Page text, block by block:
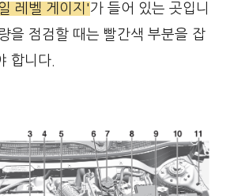
레벨 게이지'가 들어 있는 곳입니
을 점검할 때는 빨간색 부분을 잡
합니다.